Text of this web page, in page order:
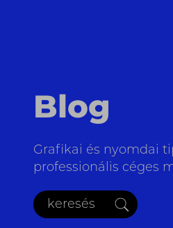
Blog
Grafikai és nyomdai
professionális céges